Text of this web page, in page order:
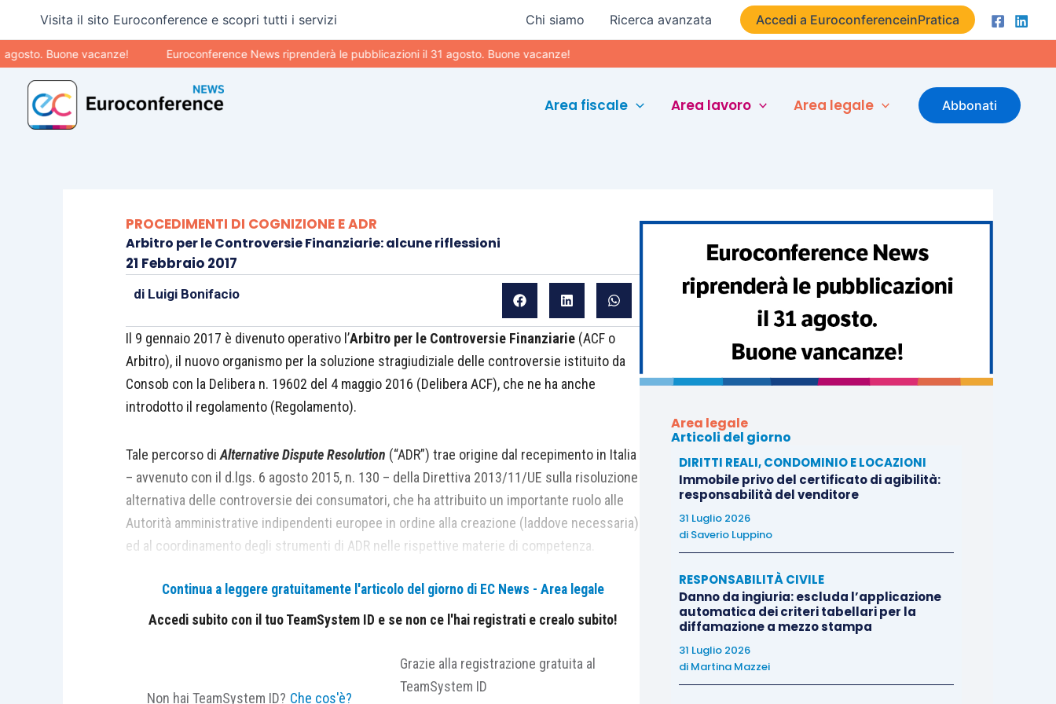
contenuto
Visita il sito Euroconference e scopri tutti i servizi Chi siamo Ricerca avanzata Accedi a EuroconferenceinPratica
Buone vacanze! Euroconference News riprenderà le pubblicazioni il 31 agosto. Buone vacanze!
Area fiscale Area lavoro Area legale Abbonati
PROCEDIMENTI DI COGNIZIONE E ADR
Arbitro per le Controversie Finanziarie: alcune riflessioni
21 Febbraio 2017
di Luigi Bonifacio
Il 9 gennaio 2017 è divenuto operativo l’Arbitro per le Controversie Finanziarie (ACF o
Arbitro), il nuovo organismo per la soluzione stragiudiziale delle controversie istituito da
Consob con la Delibera n. 19602 del 4 maggio 2016 (Delibera ACF), che ne ha anche
introdotto il regolamento (Regolamento).
Tale percorso di Alternative Dispute Resolution (“ADR”) trae origine dal recepimento in Italia
– avvenuto con il d.lgs. 6 agosto 2015, n. 130 – della Direttiva 2013/11/UE sulla risoluzione
alternativa delle controversie dei consumatori, che ha attribuito un importante ruolo alle
Autorità amministrative indipendenti europee in ordine alla creazione (laddove necessaria)
ed al coordinamento degli strumenti di ADR nelle rispettive materie di competenza.
In particolare, il d.lgs. 130/2015, ha introdotto nel d.lgs. 8 ottobre 2007, n. 179 (Istituzione
di procedure di conciliazione e di arbitrato, sistema di indennizzo e fondo di garanzia per i
, prevedendo, da un lato, l’obbligo per tutti gli
intermediari vigilati da Consob di aderire al sistema di ADRda questa predisposto, con
Continua a leggere gratuitamente l'articolo del giorno di EC News - Area legale
Accedi subito con il tuo TeamSystem ID e se non ce l'hai registrati e crealo subito!
Non hai TeamSystem ID? Che cos'è?
Grazie alla registrazione gratuita al
TeamSystem ID
Area legale
Articoli del giorno
DIRITTI REALI, CONDOMINIO E LOCAZIONI
Immobile privo del certificato di agibilità:
responsabilità del venditore
31 Luglio 2026
di Saverio Luppino
RESPONSABILITÀ CIVILE
Danno da ingiuria: escluda l’applicazione
automatica dei criteri tabellari per la
diffamazione a mezzo stampa
31 Luglio 2026
di Martina Mazzei